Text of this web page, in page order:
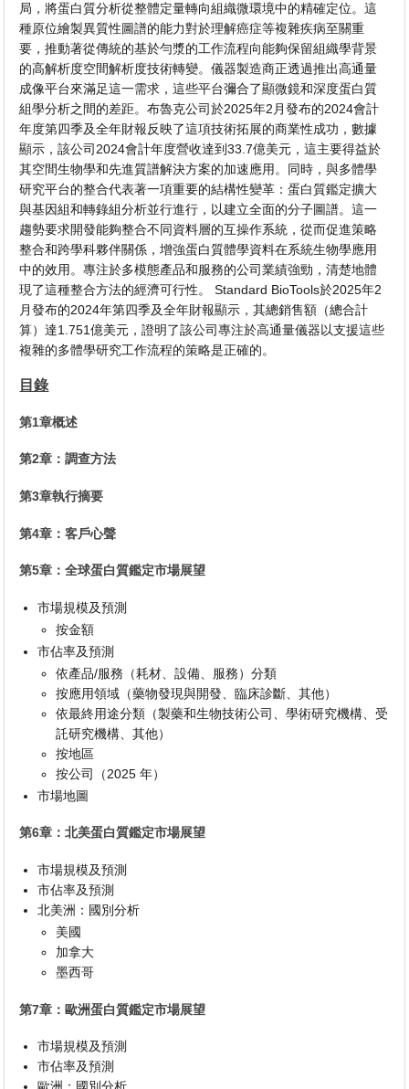
局，將蛋白質分析從整體定量轉向組織微環境中的精確定位。這
種原位繪製異質性圖譜的能力對於理解癌症等複雜疾病至關重
要，推動著從傳統的基於勻漿的工作流程向能夠保留組織學背景
的高解析度空間解析度技術轉變。儀器製造商正透過推出高通量
成像平台來滿足這一需求，這些平台彌合了顯微鏡和深度蛋白質
組學分析之間的差距。布魯克公司於2025年2月發布的2024會計
年度第四季及全年財報反映了這項技術拓展的商業性成功，數據
顯示，該公司2024會計年度營收達到33.7億美元，這主要得益於
其空間生物學和先進質譜解決方案的加速應用。同時，與多體學
研究平台的整合代表著一項重要的結構性變革：蛋白質鑑定擴大
與基因組和轉錄組分析並行進行，以建立全面的分子圖譜。這一
趨勢要求開發能夠整合不同資料層的互操作系統，從而促進策略
整合和跨學科夥伴關係，增強蛋白質體學資料在系統生物學應用
中的效用。專注於多模態產品和服務的公司業績強勁，清楚地體
現了這種整合方法的經濟可行性。 Standard BioTools於2025年2
月發布的2024年第四季及全年財報顯示，其總銷售額（總合計
算）達1.751億美元，證明了該公司專注於高通量儀器以支援這些
複雜的多體學研究工作流程的策略是正確的。
目錄
第1章概述
第2章：調查方法
第3章執行摘要
第4章：客戶心聲
第5章：全球蛋白質鑑定市場展望
市場規模及預測
按金額
市佔率及預測
依產品/服務（耗材、設備、服務）分類
按應用領域（藥物發現與開發、臨床診斷、其他）
依最終用途分類（製藥和生物技術公司、學術研究機構、受
託研究機構、其他）
按地區
按公司（2025 年）
市場地圖
第6章：北美蛋白質鑑定市場展望
市場規模及預測
市佔率及預測
北美洲：國別分析
美國
加拿大
墨西哥
第7章：歐洲蛋白質鑑定市場展望
市場規模及預測
市佔率及預測